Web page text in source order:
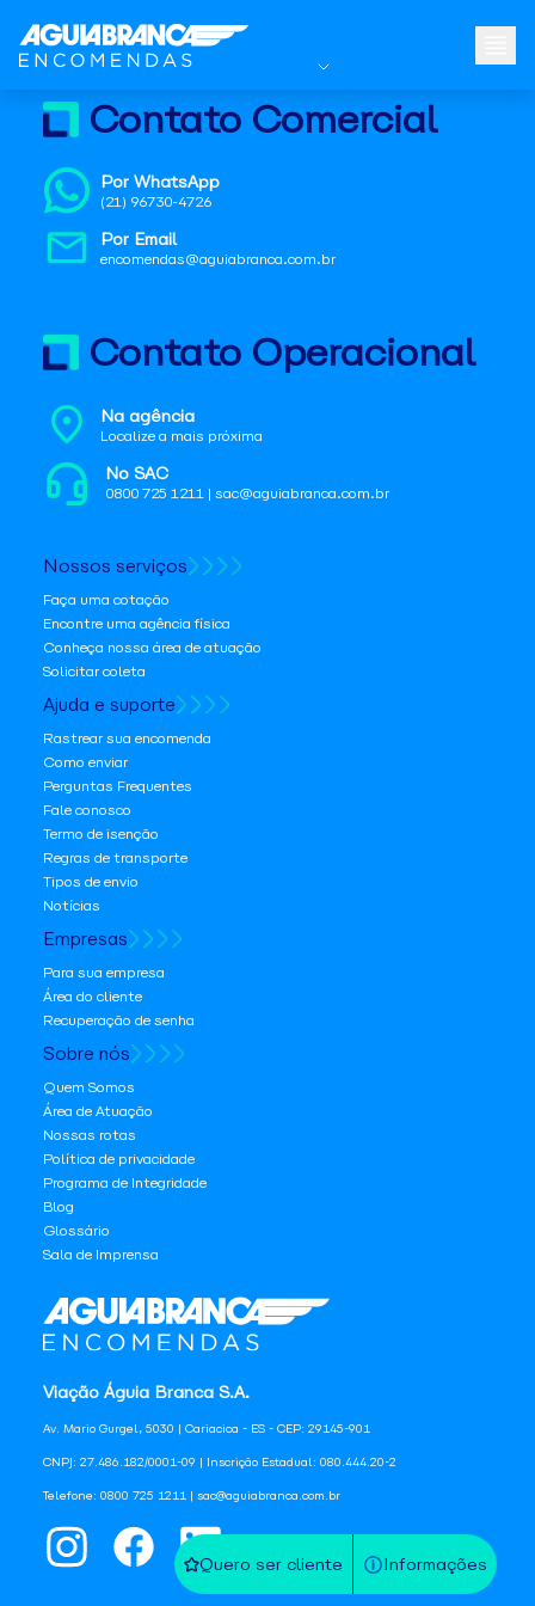
Quero ser cliente Informações
Viação Águia Branca S.A.
Av. Mario Gurgel, 5030 | Cariacica - ES - CEP: 29145-901
CNPJ: 27.486.182/0001-09 | Inscrição Estadual: 080.444.20-2
Telefone: 0800 725 1211 | sac@aguiabranca.com.br
Contato Comercial
Por WhatsApp
(21) 96730-4726
Por Email
encomendas@aguiabranca.com.br
Contato Operacional
Na agência
Localize a mais próxima
No SAC
0800 725 1211 | sac@aguiabranca.com.br
Nossos serviços
Faça uma cotação
Encontre uma agência física
Conheça nossa área de atuação
Solicitar coleta
Ajuda e suporte
Rastrear sua encomenda
Como enviar
Perguntas Frequentes
Fale conosco
Termo de isenção
Regras de transporte
Tipos de envio
Notícias
Empresas
Para sua empresa
Área do cliente
Recuperação de senha
Sobre nós
Quem Somos
Área de Atuação
Nossas rotas
Política de privacidade
Programa de Integridade
Blog
Glossário
Sala de Imprensa